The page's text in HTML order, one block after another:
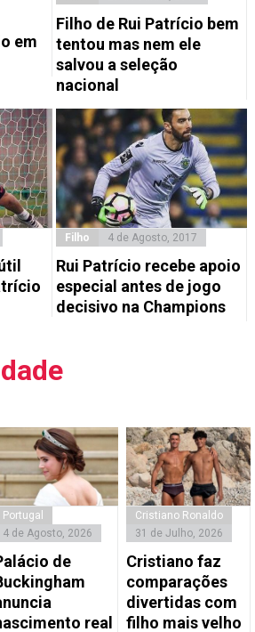
em
Filho de Rui Patrício bem
tentou mas nem ele
salvou a seleção
nacional
Filho 4 de Agosto, 2017
Rui Patrício recebe apoio
especial antes de jogo
decisivo na Champions
Portugal
4 de Agosto, 2026
de
real
Cristiano Ronaldo
31 de Julho, 2026
Cristiano faz
comparações
divertidas com
filho mais velho